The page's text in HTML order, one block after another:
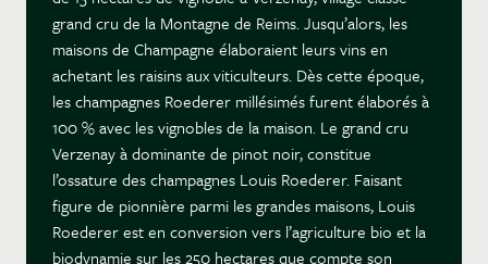
grand cru de la Montagne de Reims. Jusqu’alors, les
maisons de Champagne élaboraient leurs vins en
achetant les raisins aux viticulteurs. Dès cette époque,
les champagnes Roederer millésimés furent élaborés à
100 % avec les vignobles de la maison. Le grand cru
Verzenay à dominante de pinot noir, constitue
l’ossature des champagnes Louis Roederer. Faisant
figure de pionnière parmi les grandes maisons, Louis
Roederer est en conversion vers l’agriculture bio et la
biodynamie sur les 250 hectares que compte son